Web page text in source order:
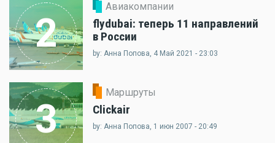
2
Авиакомпании
flydubai: теперь 11 направлений
в России
by: Анна Попова, 4 Май 2021 - 23:03
3
Маршруты
Clickair
by: Анна Попова, 1 июн 2007 - 20:49